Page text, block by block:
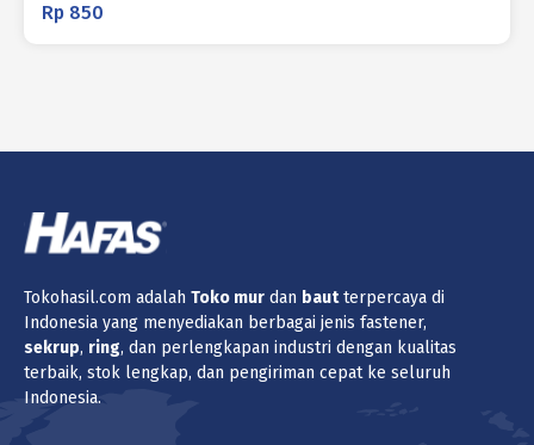
Rp 850
Tokohasil.com adalah Toko mur dan bautterpercaya di
Indonesia yang menyediakan berbagai jenis fastener,
sekrup, ring, dan perlengkapan industri dengan kualitas
terbaik, stok lengkap, dan pengiriman cepat ke seluruh
Indonesia.